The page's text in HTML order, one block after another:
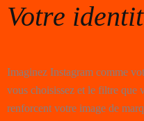
Votre
Imaginez Instagram comme
vous choisissez et le filtre que
renforcent votre image de